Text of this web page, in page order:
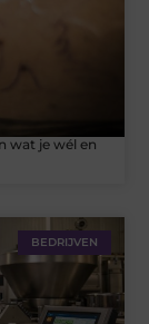
wat je wél en
BEDRIJVEN